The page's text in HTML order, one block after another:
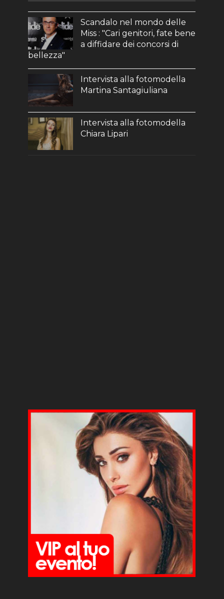
Scandalo nel mondo delle
Miss : "Cari genitori, fate bene
a diffidare dei concorsi di
bellezza"
Intervista alla fotomodella
Martina Santagiuliana
Intervista alla fotomodella
Chiara Lipari